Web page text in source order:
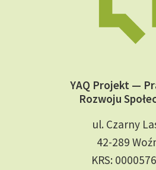
YAQ Projekt —
Rozwoju
ul. Czarny
42-289
KRS: